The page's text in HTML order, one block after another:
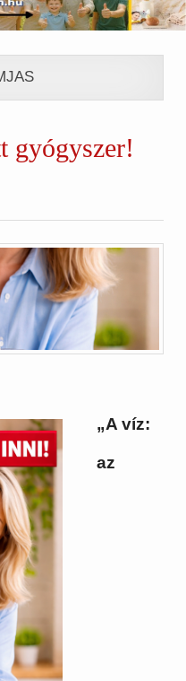
gyógyszer!
„A víz:
az